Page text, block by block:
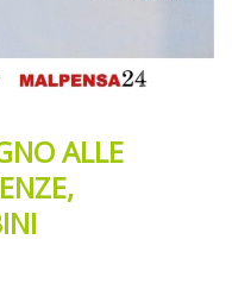
ALLE